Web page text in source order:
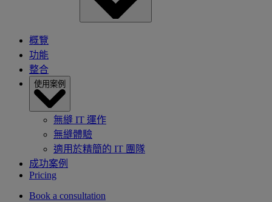
概覽
功能
整合
使用案例
無縫 IT 運作
無縫體驗
適用於精簡的 IT 團隊
成功案例
Pricing
Book a consultation